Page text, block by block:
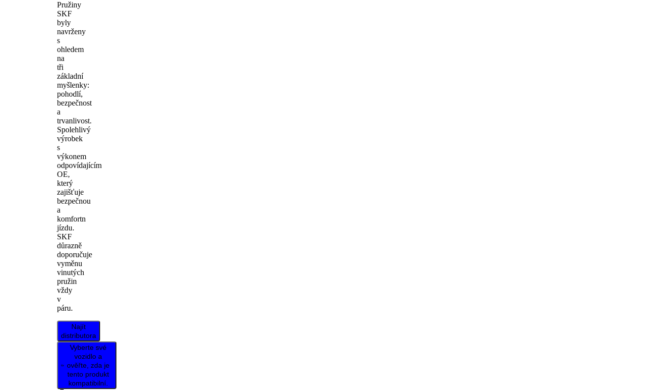
Pružiny
SKF
byly
navrženy
s
ohledem
na
tři
základní
myšlenky:
pohodlí,
bezpečnost
a
trvanlivost.
Spolehlivý
výrobek
s
výkonem
odpovídajícím
OE,
který
zajišťuje
bezpečnou
a
komfortn
jízdu.
SKF
důrazně
doporučuje
vyměnu
vinutých
pružin
vždy
v
páru.
Najít
distributora
Vyberte své
vozidlo a
ověřte, zda je
tento produkt
kompatibilní.